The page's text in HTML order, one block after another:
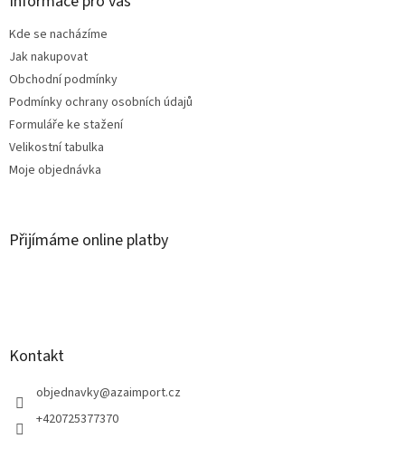
Kde se nacházíme
Jak nakupovat
Obchodní podmínky
Podmínky ochrany osobních údajů
Formuláře ke stažení
Velikostní tabulka
Moje objednávka
Přijímáme online platby
Kontakt
objednavky@azaimport.cz
+420725377370